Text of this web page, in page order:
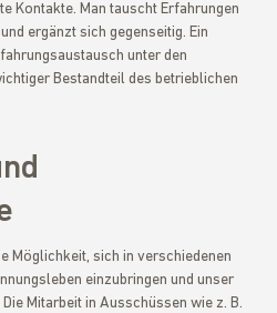
Kontakte. Man tauscht Erfahrungen
ergänzt sich gegenseitig. Ein
unter den
Bestandteil des betrieblichen
Möglichkeit, sich in verschiedenen
einzubringen und unser
Mitarbeit in Ausschüssen wie z. B.